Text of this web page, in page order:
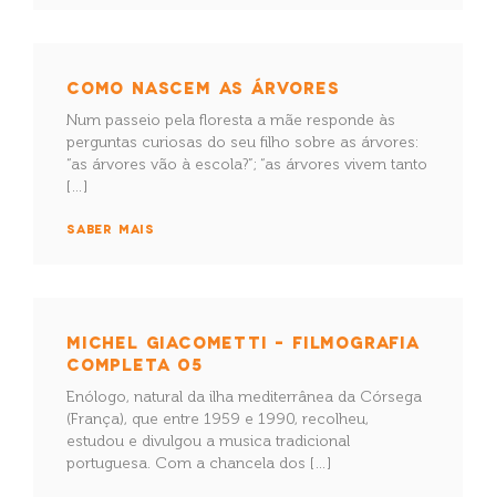
COMO NASCEM AS ÁRVORES
Num passeio pela floresta a mãe responde às
perguntas curiosas do seu filho sobre as árvores:
“as árvores vão à escola?”; “as árvores vivem tanto
[…]
SABER MAIS
MICHEL GIACOMETTI – FILMOGRAFIA
COMPLETA 05
Enólogo, natural da ilha mediterrânea da Córsega
(França), que entre 1959 e 1990, recolheu,
estudou e divulgou a musica tradicional
portuguesa. Com a chancela dos […]